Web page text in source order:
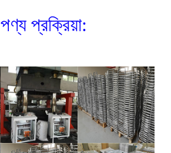
পণ্য প্রক্রিয়া: